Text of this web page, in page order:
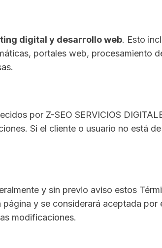
digital y desarrollo web. Esto
portales web, procesamiento
por Z-SEO SERVICIOS
Si el cliente o usuario no está
y sin previo aviso estos
y se considerará aceptada por
modificaciones.